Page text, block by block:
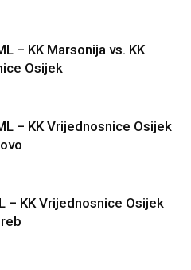
– KK Marsonija vs. KK
Osijek
– KK Vrijednosnice Osijek
– KK Vrijednosnice Osijek